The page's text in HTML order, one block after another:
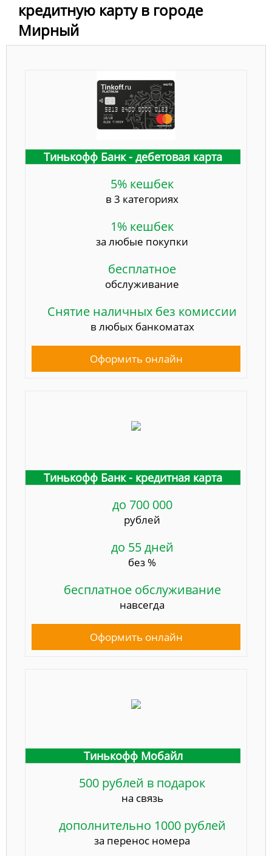
кредитную карту в городе
Мирный
Тинькофф Банк - дебетовая карта
5% кешбек
в 3 категориях
1% кешбек
за любые покупки
бесплатное
обслуживание
Снятие наличных без комиссии
в любых банкоматах
Оформить онлайн
Тинькофф Банк - кредитная карта
до 700 000
рублей
до 55 дней
без %
бесплатное обслуживание
навсегда
Оформить онлайн
Тинькофф Мобайл
500 рублей в подарок
на связь
дополнительно 1000 рублей
за перенос номера